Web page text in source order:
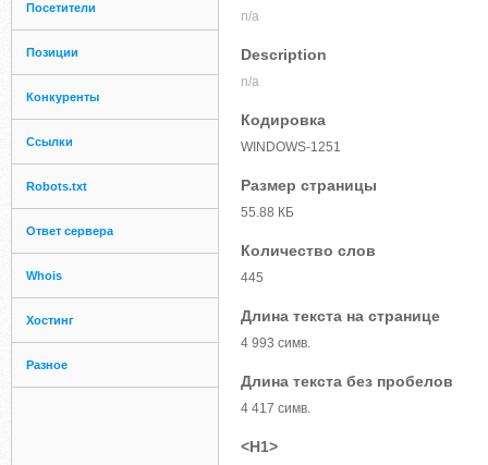
Посетители
Позиции
Конкуренты
Ссылки
Robots.txt
Ответ сервера
Whois
Хостинг
Разное
n/a
Description
n/a
Кодировка
WINDOWS-1251
Размер страницы
55.88 КБ
Количество слов
445
Длина текста на странице
4 993 симв.
Длина текста без пробелов
4 417 симв.
<H1>